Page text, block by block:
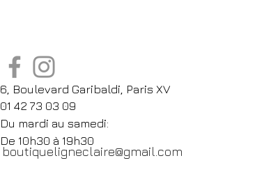
6, Boulevard Garibaldi, Paris XV
01 42 73 03 09
Du mardi au samedi:
De 10h30 à 19h30
boutiqueligneclaire@gmail.com